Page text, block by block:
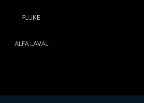
FLUKE
ALFA LAVAL